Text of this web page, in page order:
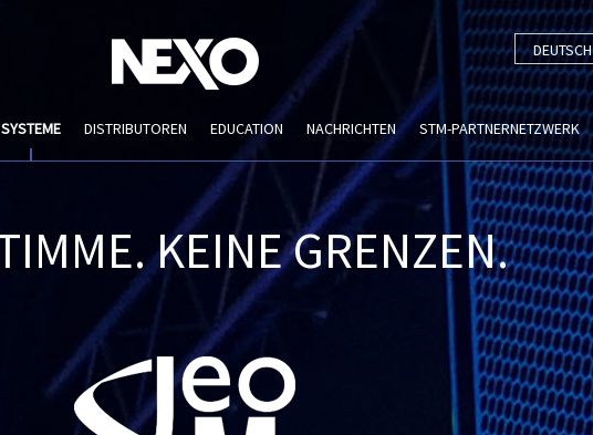
DEUTSCH
SYSTEME DISTRIBUTOREN EDUCATION NACHRICHTEN STM-PARTNERNETZWERK
KEINE GRENZEN.